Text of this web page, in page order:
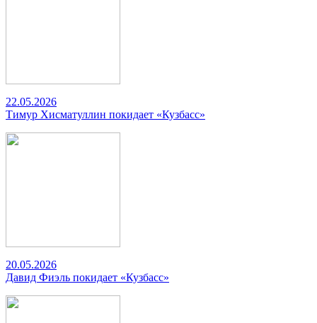
22.05.2026
Тимур Хисматуллин покидает «Кузбасс»
20.05.2026
Давид Фиэль покидает «Кузбасс»